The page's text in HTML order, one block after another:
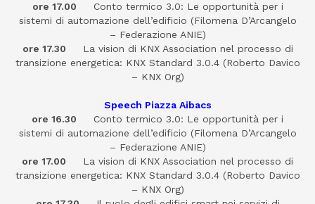
ore 17.00 Conto termico 3.0: Le opportunità per i
sistemi di automazione dell’edificio (Filomena D’Arcangelo
– Federazione ANIE)
ore 17.30 La vision di KNX Association nel processo di
transizione energetica: KNX Standard 3.0.4 (Roberto Davico
– KNX Org)
Speech Piazza Aibacs
ore 16.30 Conto termico 3.0: Le opportunità per i
sistemi di automazione dell’edificio (Filomena D’Arcangelo
– Federazione ANIE)
ore 17.00 La vision di KNX Association nel processo di
transizione energetica: KNX Standard 3.0.4 (Roberto Davico
– KNX Org)